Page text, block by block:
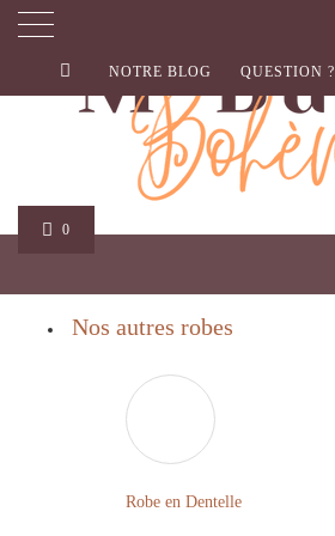
0
NOTRE BLOG QUESTION ?
Nos autres robes
Robe en Dentelle